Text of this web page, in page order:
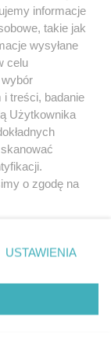
HOSTING
KONTAKT
i kultura
wydarzeń
miasta
informacje
takie jak
wysyłane
celu
treści, badanie
Użytkownika
o zgodę na
. Niektóre
tylko
USTAWIENIA